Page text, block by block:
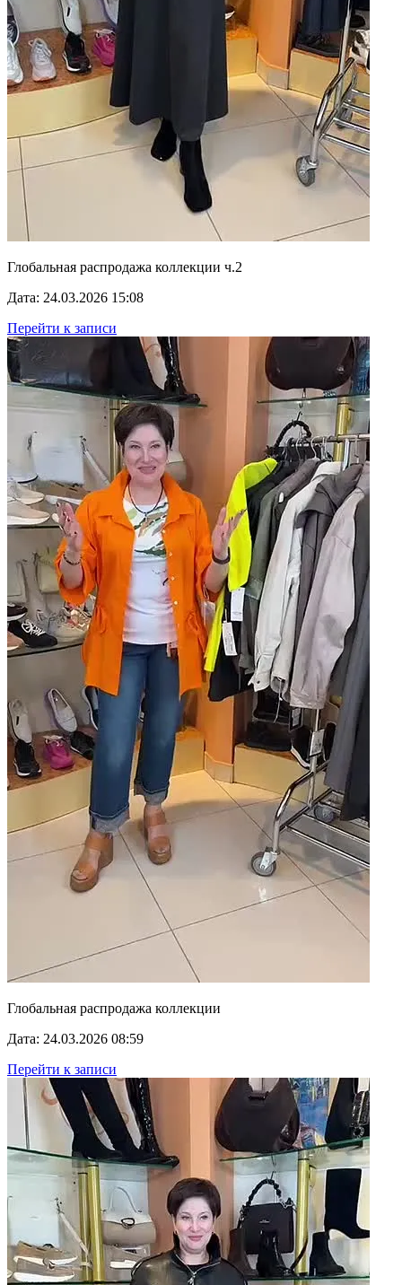
Глобальная распродажа коллекции ч.2
Дата: 24.03.2026 15:08
Перейти к записи
Глобальная распродажа коллекции
Дата: 24.03.2026 08:59
Перейти к записи